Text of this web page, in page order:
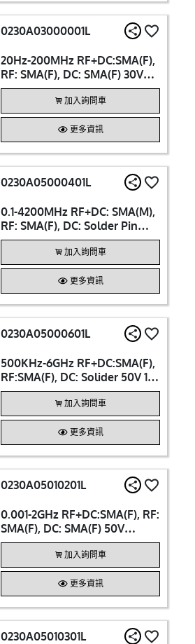
0230A03000001L
20Hz-200MHz RF+DC:SMA(F),
RF: SMA(F), DC: SMA(F) 30V
Bias Tee
加入詢問車
更多資訊
0230A05000401L
0.1-4200MHz RF+DC: SMA(M),
RF: SMA(F), DC: Solder Pin
50V 0.5A Bias Tee
加入詢問車
更多資訊
0230A05000601L
500KHz-6GHz RF+DC:SMA(F),
RF:SMA(F), DC: Solider 50V 1A
Bias Tee
加入詢問車
更多資訊
0230A05010201L
0.001-2GHz RF+DC:SMA(F), RF:
SMA(F), DC: SMA(F) 50V
500mA Bias Tee
加入詢問車
更多資訊
0230A05010301L